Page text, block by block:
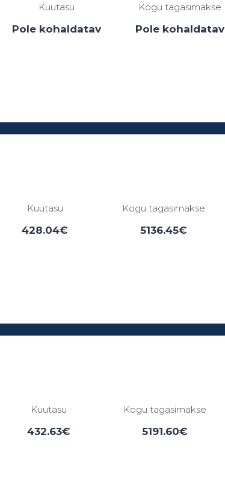
Kuutasu
Pole kohaldatav
Kogu tagasimakse
Pole kohaldatav
Kuutasu
428.04€
Kogu tagasimakse
5136.45€
Kuutasu
432.63€
Kogu tagasimakse
5191.60€